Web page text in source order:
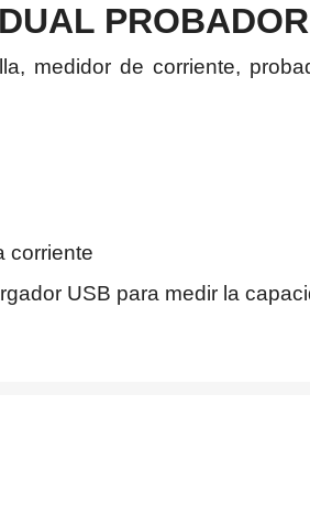
medidor de corriente,
corriente
USB para medir la